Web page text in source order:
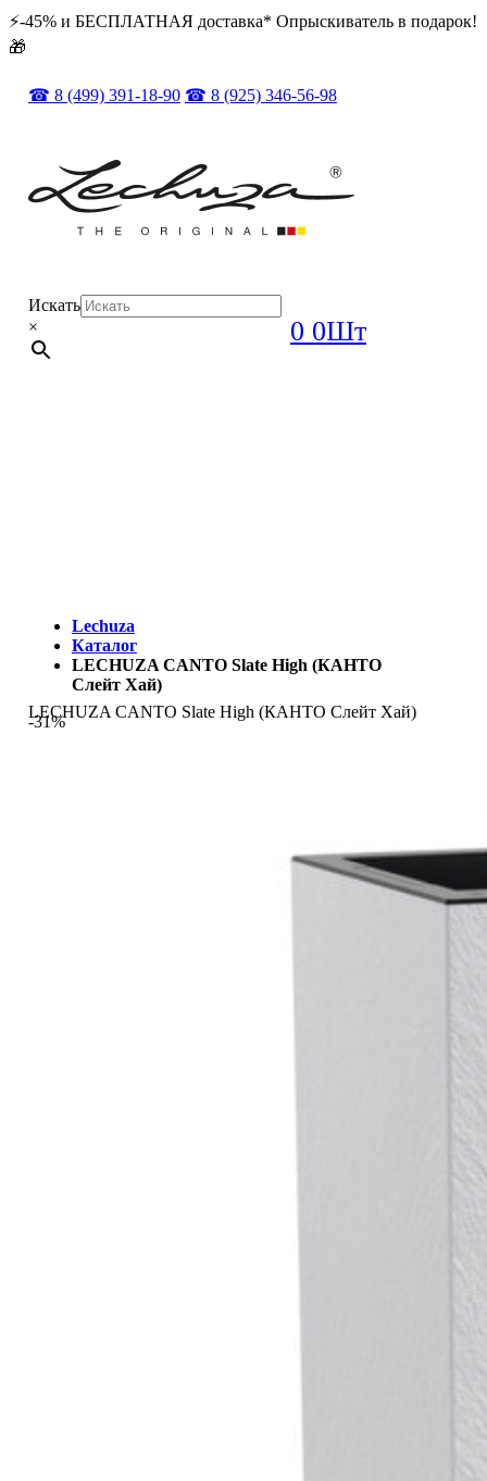
⚡️️-45% и БЕСПЛАТНАЯ доставка* Опрыскиватель в подарок!
🎁
☎ 8 (499) 391-18-90 ☎ 8 (925) 346-56-98
Искать
×
0 0Шт
Lechuza
Каталог
LECHUZA CANTO Slate High (КАНТО
Слейт Хай)
LECHUZA CANTO Slate High (КАНТО Слейт Хай)
-31%